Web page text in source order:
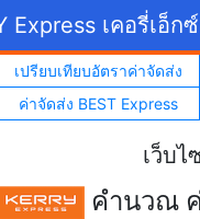
Express เคอรี่เอ็ก
เปรียบเทียบอัตราค่าจัดส่ง
ค่าจัดส่ง BEST Express
เว็บ
คำนวณ ค่